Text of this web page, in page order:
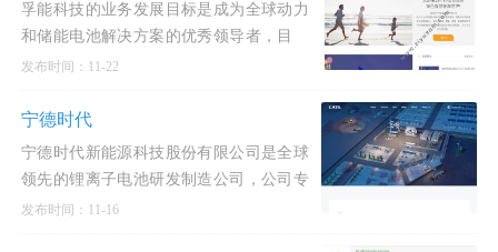
孚能科技的业务发展目标是成为全球动力
和储能电池解决方案的优秀领导者，目
前，已和国内外知名的OEMs确定了长期
发布时间：11-22
宁德时代
宁德时代新能源科技股份有限公司是全球
领先的锂离子电池研发制造公司，公司专
注于新能源汽车动力电池系统、储能系统
发布时间：11-16